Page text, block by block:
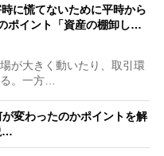
時に慌てないために平時から
ポイント「資産の棚卸し…
が大きく動いたり、取引環
。一方…
変わったのかポイントを解
…